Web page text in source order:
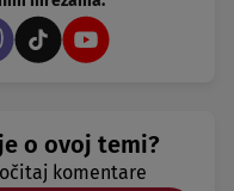
o ovoj temi?
komentare